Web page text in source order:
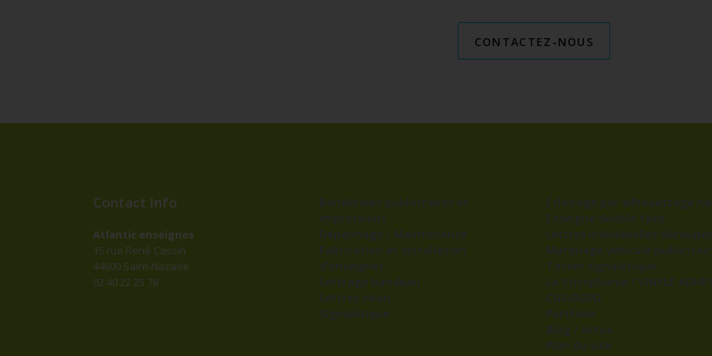
CONTACTEZ-NOUS
Contact Info
Atlantic enseignes
15 rue René Cassin
44600 Saint-Nazaire
02 40 22 25 78
Banderoles publicitaires et
impressions
Dépannage / Maintenance
Fabrication et installation
d’enseignes
Lettrage bandeau
Lettres néon
Signalétique
Éclairage par silhouettage
Enseigne double face
Lettres individuelles
Marquage véhicule
Totem signalétique
La Vitrophanie / VINYLE
CGV/RGPD
Portfolio
Blog / actus
Plan du site